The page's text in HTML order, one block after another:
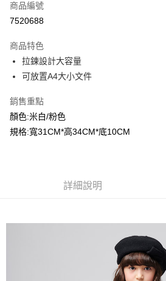
超商取貨付款
Apple Pay
Google Pay
ATM付款
運送方式
付款後全家取貨
每筆NT$80，滿NT$2,000(含以上)免運費
商品編號
7520688
商品特色
拉鍊設計大容量
可放置A4大小文件
銷售重點
顏色:米白/粉色
規格:寬31CM*高34CM*底10CM
詳細說明